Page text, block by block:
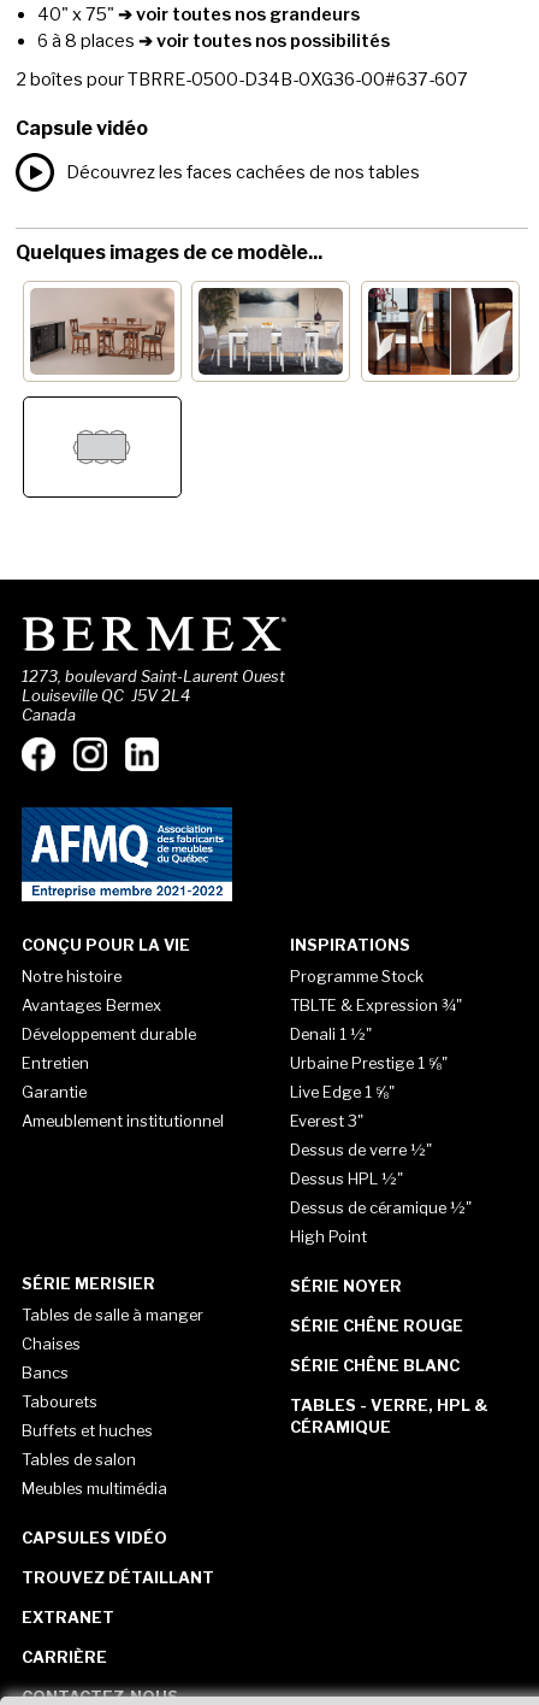
40" x 75" ➔ voir toutes nos grandeurs
6 à 8 places ➔ voir toutes nos possibilités
2 boîtes pourTBRRE-0500-D34B-0XG36-00#637-607
Capsule vidéo
Découvrez les faces cachées de nos tables
Quelques images de ce modèle...
1273, boulevard Saint-Laurent Ouest
Louiseville QC J5V 2L4
Canada
CONÇU POUR LA VIE
Notre histoire
Avantages Bermex
Développement durable
Entretien
Garantie
Ameublement institutionnel
INSPIRATIONS
Programme Stock
TBLTE & Expression ¾"
Denali 1 ½"
Urbaine Prestige 1 ⅝"
Live Edge 1 ⅝"
Everest 3"
Dessus de verre ½"
Dessus HPL ½"
Dessus de céramique ½"
High Point
SÉRIE MERISIER
Tables de salle à manger
Chaises
Bancs
Tabourets
Buffets et huches
Tables de salon
Meubles multimédia
SÉRIE NOYER
SÉRIE CHÊNE ROUGE
SÉRIE CHÊNE BLANC
TABLES - VERRE, HPL &
CÉRAMIQUE
CAPSULES VIDÉO
TROUVEZ DÉTAILLANT
EXTRANET
CARRIÈRE
CONTACTEZ-NOUS